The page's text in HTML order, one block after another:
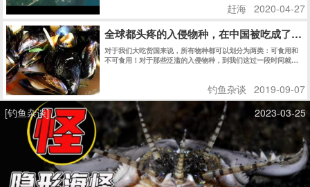
赶海 2020-04-27
全球都头疼的入侵物种，在中国被吃成了
对于我们大吃货国来说，所有物种都可以划分为两类：可食用和
不可食用！对于那些泛滥的入侵物种，到我们这过一段时间就成
钓鱼杂谈 2019-09-07
[钓鱼杂谈]
2023-03-25